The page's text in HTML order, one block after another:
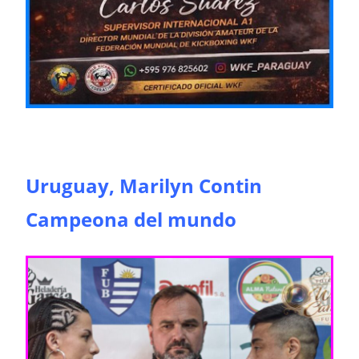
Uruguay, Marilyn Contin
Campeona del mundo